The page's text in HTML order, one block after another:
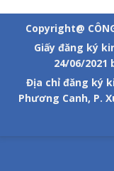
Copyright@
Giấy đăng ký
24/06/2021
Địa chỉ đăng ký
Phương Canh, P.